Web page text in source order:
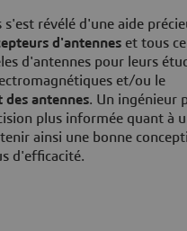
révélé d'une aide
d'antennes et tous
d'antennes pour leurs
et/ou le
antennes. Un ingénieur
plus informée quant à
ainsi une bonne
d'efficacité.